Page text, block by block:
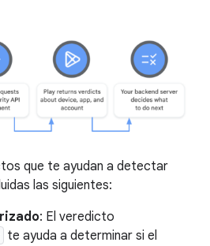
que te ayudan a detectar
las siguientes:
: El veredicto
te ayuda a determinar si el